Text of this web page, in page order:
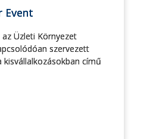
Event
Üzleti Környezet
szervezett
kisvállalkozásokban című